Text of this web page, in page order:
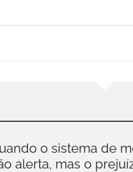
o sistema de
alerta, mas o